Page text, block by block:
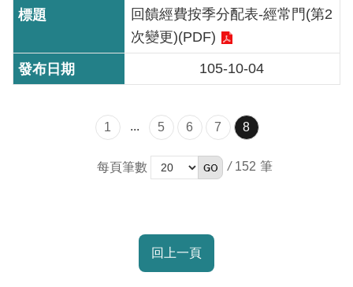
隱
權
及
回饋經費按季分配表-經常門(第2
次變更)(PDF)
105-10-04
1 ... 5 6 7 8
每頁筆數 / 152
回上一頁